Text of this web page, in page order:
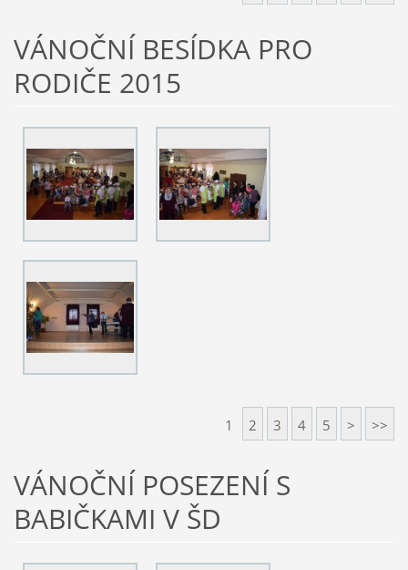
VÁNOČNÍ BESÍDKA PRO
RODIČE 2015
1 2 3 4 5 > >>
VÁNOČNÍ POSEZENÍ S
BABIČKAMI V ŠD